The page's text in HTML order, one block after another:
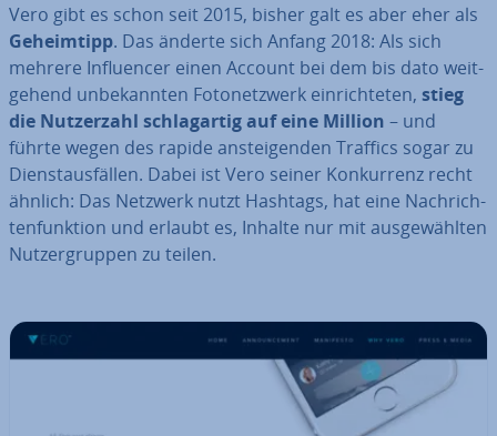
Vero gibt es schon seit 2015, bisher galt es aber eher als
Ge­heim­tipp. Das änderte sich Anfang 2018: Als sich
mehrere In­fluen­cer einen Account bei dem bis dato weit­
ge­hend un­be­kann­ten Fo­to­netz­werk ein­rich­te­ten, stieg
die Nut­zer­zahl schlag­ar­tig auf eine Million – und
führte wegen des rapide an­stei­gen­den Traffics sogar zu
Dienst­aus­fäl­len. Dabei ist Vero seiner Kon­kur­renz recht
ähnlich: Das Netzwerk nutzt Hashtags, hat eine Nach­rich­
ten­funk­ti­on und erlaubt es, Inhalte nur mit aus­ge­wähl­ten
Nut­zer­grup­pen zu teilen.